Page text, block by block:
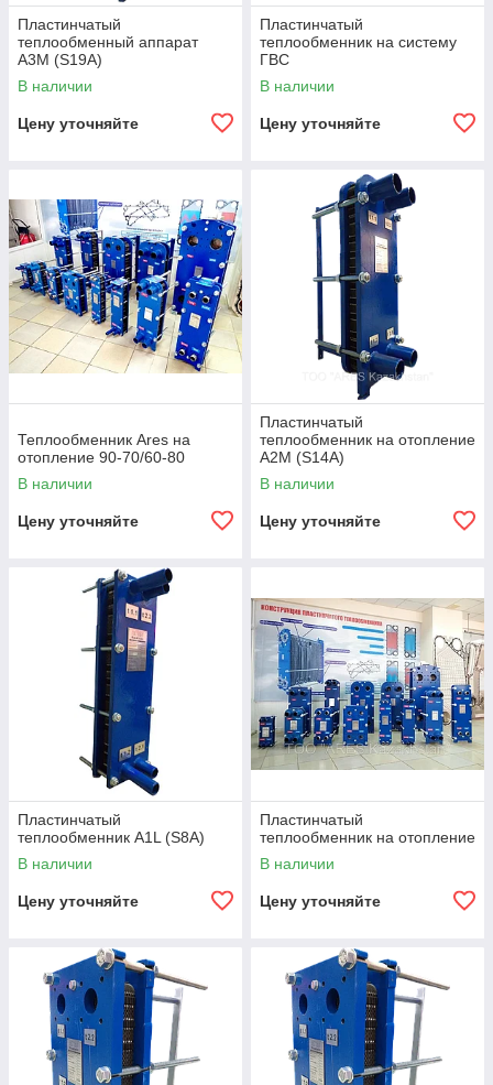
обратная связь с заказчиком. Удобная форма оплаты.
Доставка по согласованию с покупателем в любой регион
Казахстана.
Пластинчатый
теплообменный аппарат
A3М (S19A)
В наличии
Цену уточняйте
Пластинчатый
теплообменник на систему
ГВС
В наличии
Цену уточняйте
Теплообменник Ares на
отопление 90-70/60-80
В наличии
Цену уточняйте
Пластинчатый
теплообменник на отопление
А2М (S14A)
В наличии
Цену уточняйте
Пластинчатый
теплообменник A1L (S8A)
В наличии
Цену уточняйте
Пластинчатый
теплообменник на отопление
В наличии
Цену уточняйте